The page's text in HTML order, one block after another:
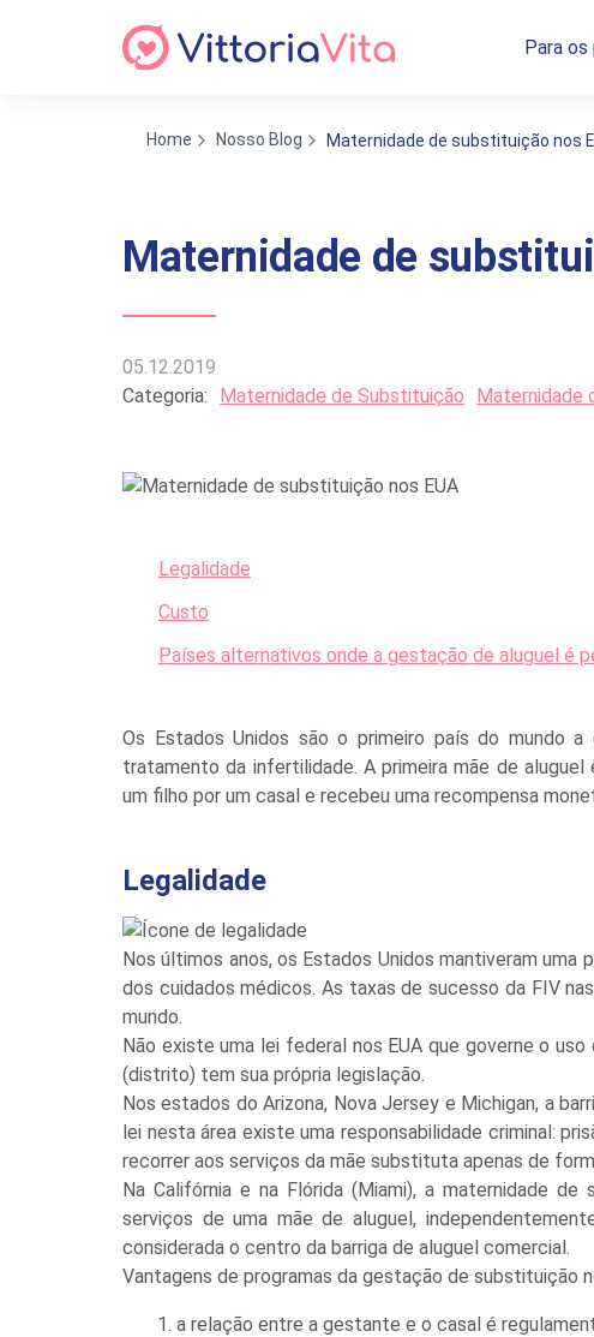
Para os
Home Nosso Blog Maternidade de substituição nos
Maternidade de
05.12.2019
Categoria:
Maternidade de Substituição Maternidade
Legalidade
Custo
Países alternativos onde a gestação de aluguel é
Os Estados Unidos são o primeiro país do mundo
tratamento da infertilidade. A primeira mãe de
um filho por um casal e recebeu uma recompensa
Legalidade
Nos últimos anos, os Estados Unidos mantiveram uma
dos cuidados médicos. As taxas de sucesso da FIV
mundo.
Não existe uma lei federal nos EUA que governe o
(distrito) tem sua própria legislação.
Nos estados do Arizona, Nova Jersey e Michigan, a
lei nesta área existe uma responsabilidade criminal:
recorrer aos serviços da mãe substituta apenas de
Na Califórnia e na Flórida (Miami), a maternidade
serviços de uma mãe de aluguel,
considerada o centro da barriga de aluguel comercial.
Vantagens de programas da gestação de substituição
a relação entre a gestante e o casal é